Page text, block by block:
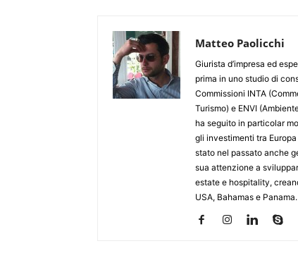
Matteo Paolicchi
Giurista d’impresa ed
prima in uno studio di
Commissioni INTA
Turismo) e ENVI
ha seguito in particolar
gli investimenti tra
stato nel passato anche
sua attenzione a
estate e hospitality,
USA, Bahamas e Panama.